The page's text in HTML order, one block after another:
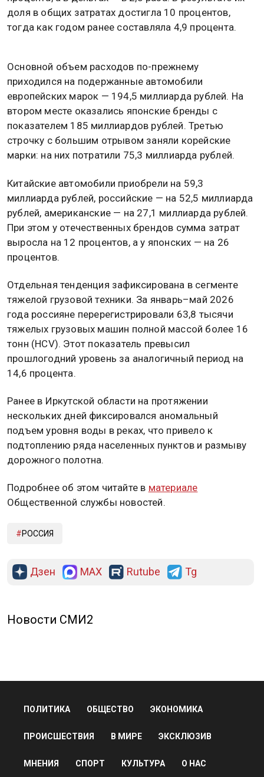
доля в общих затратах достигла 10 процентов,
тогда как годом ранее составляла 4,9 процента.
Основной объем расходов по-прежнему
приходился на подержанные автомобили
европейских марок — 194,5 миллиарда рублей. На
втором месте оказались японские бренды с
показателем 185 миллиардов рублей. Третью
строчку с большим отрывом заняли корейские
марки: на них потратили 75,3 миллиарда рублей.
Китайские автомобили приобрели на 59,3
миллиарда рублей, российские — на 52,5 миллиарда
рублей, американские — на 27,1 миллиарда рублей.
При этом у отечественных брендов сумма затрат
выросла на 12 процентов, а у японских — на 26
процентов.
Отдельная тенденция зафиксирована в сегменте
тяжелой грузовой техники. За январь–май 2026
года россияне перерегистрировали 63,8 тысячи
тяжелых грузовых машин полной массой более 16
тонн (HCV). Этот показатель превысил
прошлогодний уровень за аналогичный период на
14,6 процента.
Ранее в Иркутской области на протяжении
нескольких дней фиксировался аномальный
подъем уровня воды в реках, что привело к
подтоплению ряда населенных пунктов и размыву
дорожного полотна.
Подробнее об этом читайте в материале
Общественной службы новостей.
РОССИЯ
Дзен MAX Rutube Tg
Новости СМИ2
ПОЛИТИКА ОБЩЕСТВО ЭКОНОМИКА
ПРОИСШЕСТВИЯ В МИРЕ ЭКСКЛЮЗИВ
МНЕНИЯ СПОРТ КУЛЬТУРА О НАС